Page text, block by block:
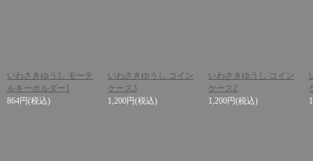
いわさきゆうし モーテ
ルキーホルダー1
864円(税込)
いわさきゆうし コイン
ケース3
1,200円(税込)
いわさきゆうし コイン
ケース2
1,200円(税込)